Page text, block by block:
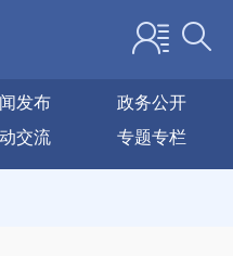
发布
政务公开
交流 专题专栏